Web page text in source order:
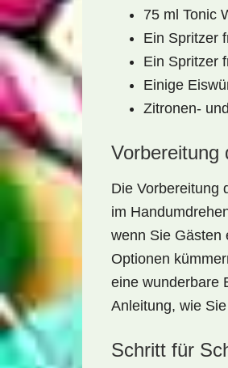
75 ml Tonic
Ein Spritzer
Ein Spritzer
Einige
Zitronen-
Vorbereitung
Die Vorbereitung
im
wenn Sie Gästen
Optionen
eine wunderbare
Anleitung, wie
Schritt für